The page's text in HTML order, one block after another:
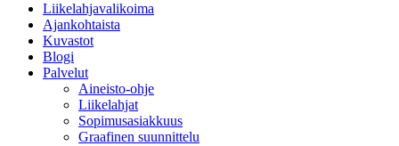
Liikelahjavalikoima
Ajankohtaista
Kuvastot
Blogi
Palvelut
Aineisto-ohje
Liikelahjat
Sopimusasiakkuus
Graafinen suunnittelu